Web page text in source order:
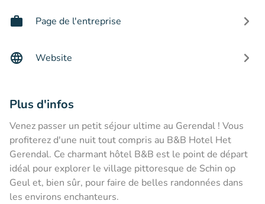
Page de l'entreprise
Website
Plus d'infos
Venez passer un petit séjour ultime au Gerendal ! Vous
profiterez d'une nuit tout compris au B&B Hotel Het
Gerendal. Ce charmant hôtel B&B est le point de départ
idéal pour explorer le village pittoresque de Schin op
Geul et, bien sûr, pour faire de belles randonnées dans
les environs enchanteurs.